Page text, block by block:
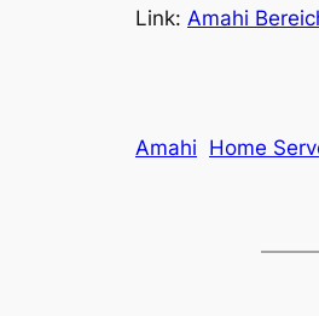
Link: Amahi
Amahi Home